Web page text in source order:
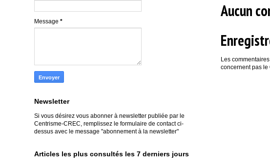
Aucun
Les
concernent pas le
Message *
Newsletter
Si vous désirez vous abonner à newsletter publiée par le
Centrisme-CREC, remplissez le formulaire de contact ci-
dessus avec le message "abonnement à la newsletter"
Articles les plus consultés les 7 derniers jours